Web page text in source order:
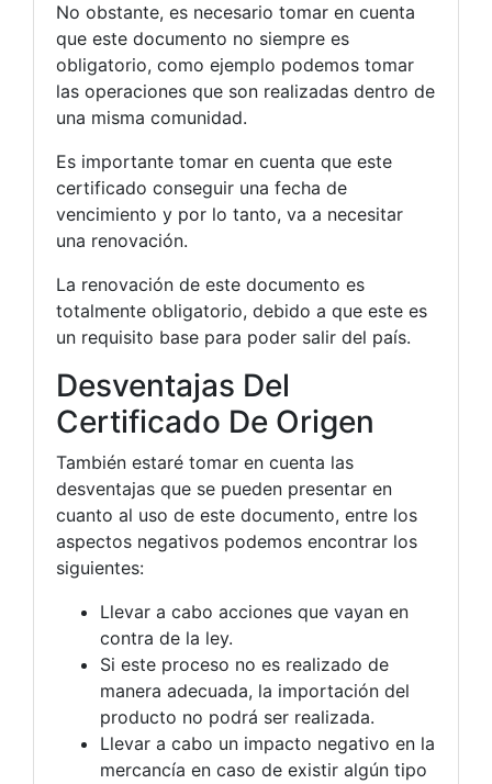
No obstante, es necesario tomar en cuenta
que este documento no siempre es
obligatorio, como ejemplo podemos tomar
las operaciones que son realizadas dentro de
una misma comunidad.
Es importante tomar en cuenta que este
certificado conseguir una fecha de
vencimiento y por lo tanto, va a necesitar
una renovación.
La renovación de este documento es
totalmente obligatorio, debido a que este es
un requisito base para poder salir del país.
Desventajas Del
Certificado De Origen
También estaré tomar en cuenta las
desventajas que se pueden presentar en
cuanto al uso de este documento, entre los
aspectos negativos podemos encontrar los
siguientes:
Llevar a cabo acciones que vayan en
contra de la ley.
Si este proceso no es realizado de
manera adecuada, la importación del
producto no podrá ser realizada.
Llevar a cabo un impacto negativo en la
mercancía en caso de existir algún tipo